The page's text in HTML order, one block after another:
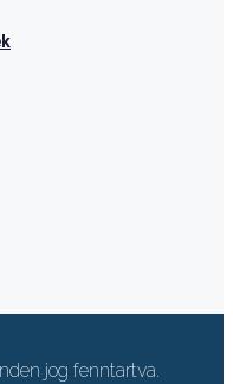
jog fenntartva.